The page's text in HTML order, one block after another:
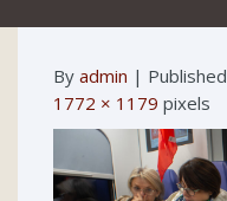
By admin | Published
1772 × 1179 pixels